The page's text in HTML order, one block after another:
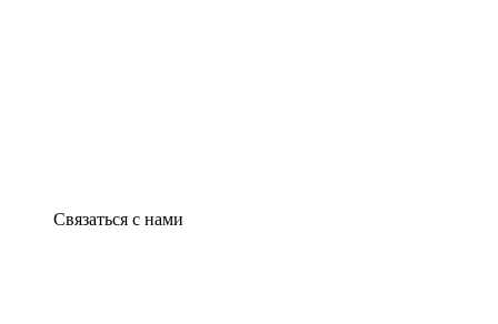
Связаться с нами